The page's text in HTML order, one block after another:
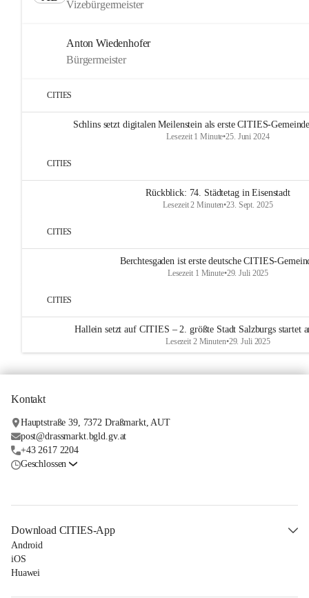
Vizebürgermeister
Anton Wiedenhofer
Bürgermeister
CITIES
Schlins setzt digitalen Meilenstein als erste CITIES-
Lesezeit 1 Minute•25. Juni 2024
CITIES
Rückblick: 74. Städtetag in Eisenstadt
Lesezeit 2 Minuten•23. Sept. 2025
CITIES
Berchtesgaden ist erste deutsche CITIES-
Lesezeit 1 Minute•29. Juli 2025
CITIES
Hallein setzt auf CITIES – 2. größte Stadt Salzburgs startet
Lesezeit 2 Minuten•29. Juli 2025
Kontakt
Hauptstraße 39, 7372 Draßmarkt, AUT
post@drassmarkt.bgld.gv.at
+43 2617 2204
Geschlossen
Download CITIES-App
Android
iOS
Huawei